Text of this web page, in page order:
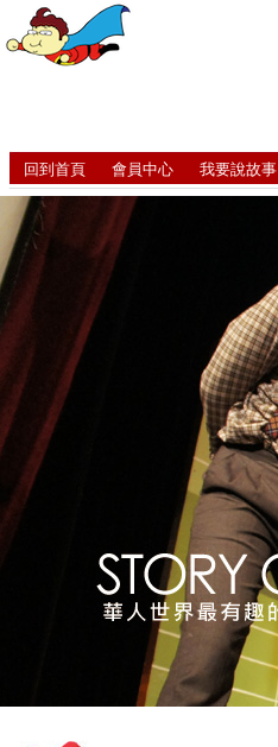
回到首頁 會員中心 我要說故事